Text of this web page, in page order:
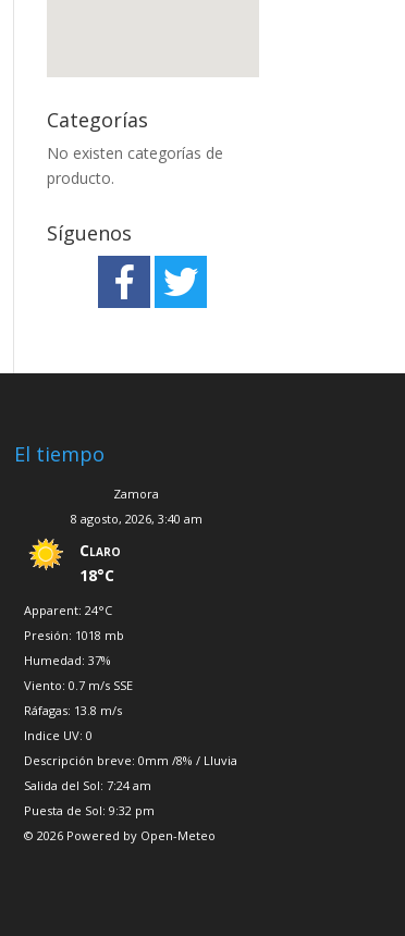
Categorías
No existen categorías de
producto.
Síguenos
El tiempo
Zamora
8 agosto, 2026, 3:40 am
Claro
18°C
Apparent: 24°C
Presión: 1018 mb
Humedad: 37%
Viento: 0.7 m/s SSE
Ráfagas: 13.8 m/s
Indice UV: 0
Descripción breve:0mm /8% / Lluvia
Salida del Sol: 7:24 am
Puesta de Sol: 9:32 pm
© 2026 Powered by Open-Meteo